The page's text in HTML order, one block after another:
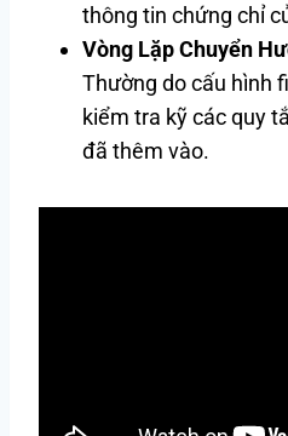
thông tin chứng chỉ
Vòng Lặp Chuyển
Thường do cấu hình
kiểm tra kỹ các quy
đã thêm vào.